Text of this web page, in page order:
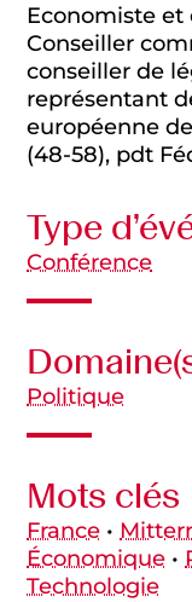
Economiste
Conseiller
conseiller de
représentant
européenne
(48-58), pdt
Type
Conférence
Politique
Mots clés
France •
Économique •
Technologie